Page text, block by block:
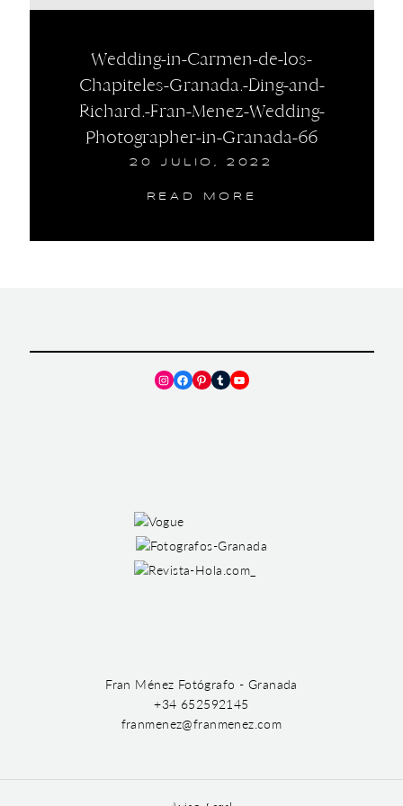
Wedding-in-Carmen-de-los-
Chapiteles-Granada.-Ding-and-
Richard.-Fran-Menez-Wedding-
Photographer-in-Granada-66
20 JULIO, 2022
READ MORE
Instagram
Facebook
Pinterest
TumblrYouTube
Fran Ménez Fotógrafo - Granada
+34 652592145
franmenez@franmenez.com